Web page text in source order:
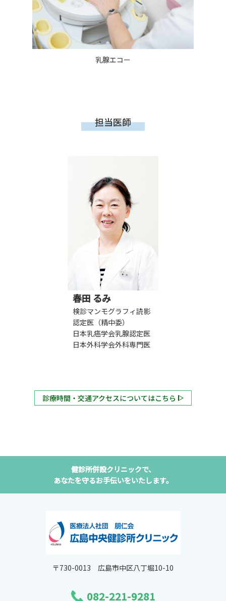
乳腺エコー
担当医師
春田 るみ
検診マンモグラフィ読影
認定医（精中委）
日本乳癌学会乳腺認定医
日本外科学会外科専門医
診療時間・交通アクセスについてはこちら
健診所併設クリニックで、
あなたを守るお手伝いをいたします。
〒730-0013 広島市中区八丁堀10-10
082-221-9281